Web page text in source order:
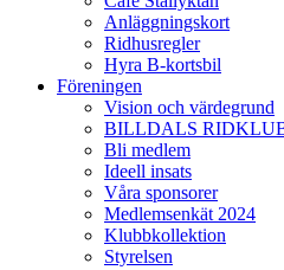
Anläggningskort
Ridhusregler
Hyra B-kortsbil
Föreningen
Vision och värdegrund
BILLDALS
Bli medlem
Ideell insats
Våra sponsorer
Medlemsenkät 2024
Klubbkollektion
Styrelsen